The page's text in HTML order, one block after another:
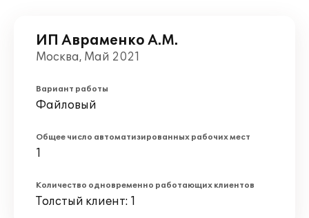
ИП Авраменко А.М.
Москва, Май 2021
Вариант работы
Файловый
Общее число автоматизированных рабочих мест
1
Количество одновременно работающих клиентов
Толстый клиент: 1